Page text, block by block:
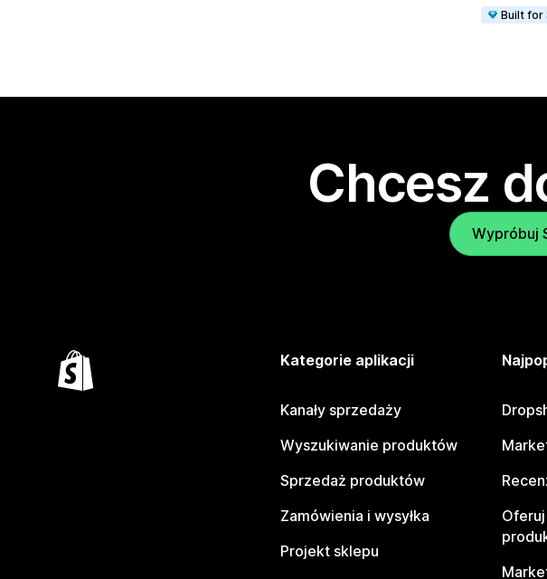
Built for
Chcesz
Wypróbuj
Kategorie aplikacji
Kanały sprzedaży
Wyszukiwanie produktów
Sprzedaż produktów
Zamówienia i wysyłka
Projekt sklepu